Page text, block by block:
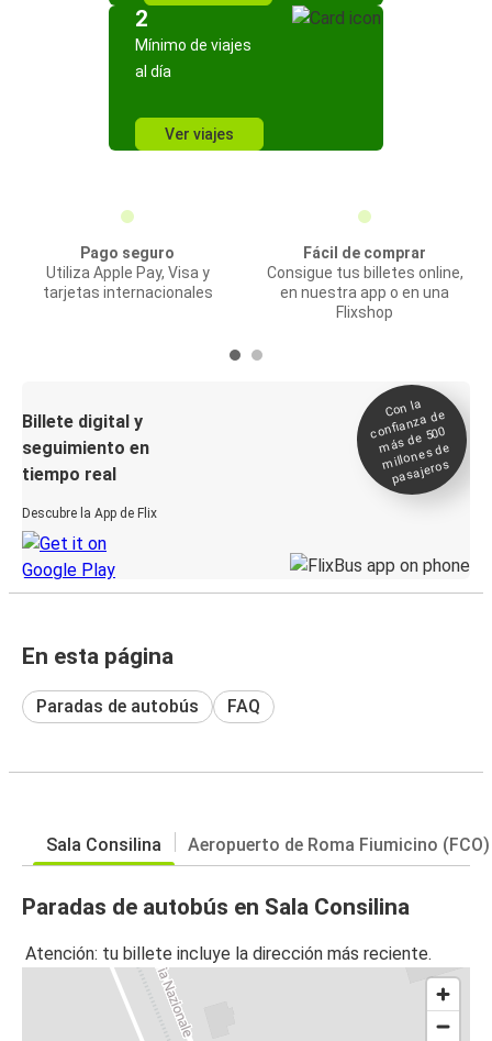
2
Mínimo de viajes
al día
Ver viajes
Pago seguro
Utiliza Apple Pay, Visa y
tarjetas internacionales
Fácil de comprar
Consigue tus billetes online,
en nuestra app o en una
Flixshop
Billete digital y
seguimiento en
tiempo real
Descubre la App de Flix
Con la
confianza de
más de 500
millones de
pasajeros
En esta página
Paradas de autobús FAQ
Sala Consilina Aeropuerto de Roma Fiumicino (FCO)
Paradas de autobús en Sala Consilina
Atención: tu billete incluye la dirección más reciente.